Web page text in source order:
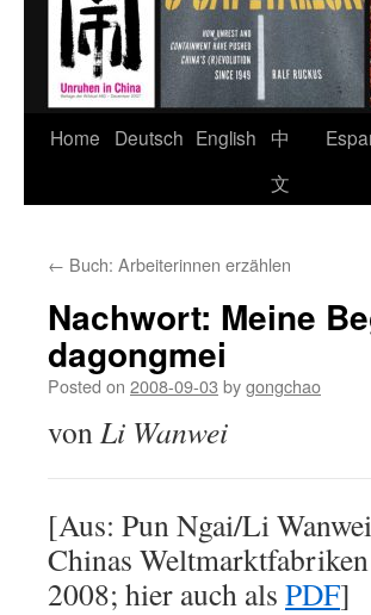
Home Deutsch English
中
文
← Buch: Arbeiterinnen erzählen
Nachwort: Meine
dagongmei
Posted on 2008-09-03 bygongchao
vonLi Wanwei
[Aus: Pun Ngai/Li
Chinas
2008; hier auch als PDF]